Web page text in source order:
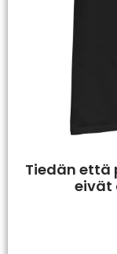
Tiedän että
eivät